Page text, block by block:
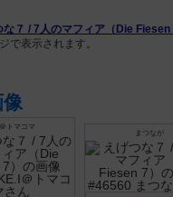
な７ / 7人のマフィア（Die Fiesen
で表示されます。
トマコマ
まつなが